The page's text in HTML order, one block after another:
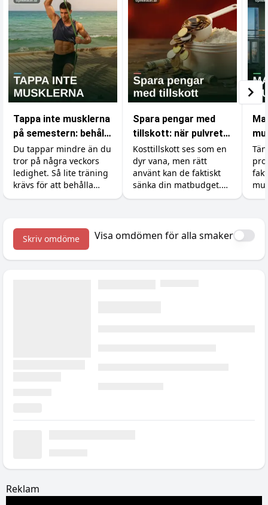
Tappa inte musklerna
på semestern: behåll
styrkan med minimal
träning
Du tappar mindre än du
tror på några veckors
ledighet. Så lite träning
krävs för att behålla
styrka och muskler, och
Spara pengar med
tillskott: när pulvret
är billigare än maten
Kosttillskott ses som en
dyr vana, men rätt
använt kan de faktiskt
sänka din matbudget.
Så ersätter du dyra
med billigare protein,
Skriv omdöme Visa omdömen för alla smaker
Reklam